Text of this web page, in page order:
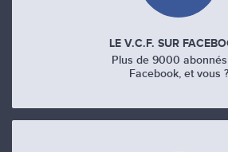
LE V.C.F. SUR
Plus de 9000
Facebook, et vous ?